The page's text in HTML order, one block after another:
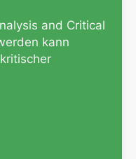
and Critical
kann